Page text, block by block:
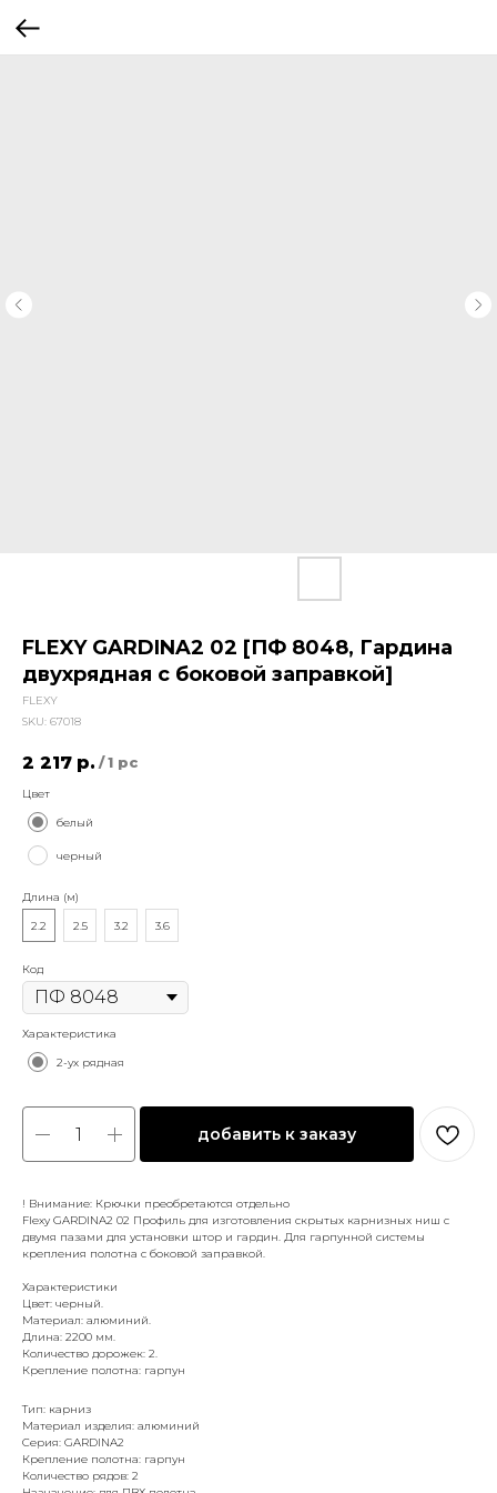
FLEXY GARDINA2 02 [ПФ 8048, Гардина
двухрядная с боковой заправкой]
FLEXY
SKU: 67018
2 217 р. / 1 pc
Цвет
белый
черный
Длина (м)
2.2
2.5 3.2 3.6
Код
Характеристика
2-ух рядная
добавить к заказу
! Внимание: Крючки преобретаются отдельно
Flexy GARDINA2 02 Профиль для изготовления скрытых карнизных ниш с
двумя пазами для установки штор и гардин. Для гарпунной системы
крепления полотна с боковой заправкой.
Характеристики
Цвет: черный.
Материал: алюминий.
Длина: 2200 мм.
Количество дорожек: 2.
Крепление полотна: гарпун
Тип: карниз
Материал изделия: алюминий
Серия: GARDINA2
Крепление полотна: гарпун
Количество рядов: 2